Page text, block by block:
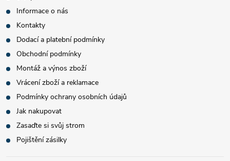
Informace o nás
Kontakty
Dodací a platební podmínky
Obchodní podmínky
Montáž a výnos zboží
Vrácení zboží a reklamace
Podmínky ochrany osobních údajů
Jak nakupovat
Zasaďte si svůj strom
Pojištění zásilky